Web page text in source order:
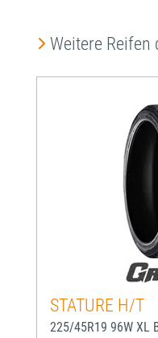
Produktgalerie
Weitere Reifen
STATURE H/T
225/45R19 96W XL